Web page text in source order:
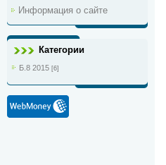
Информация о сайте
Категории
Б.8 2015 [6]